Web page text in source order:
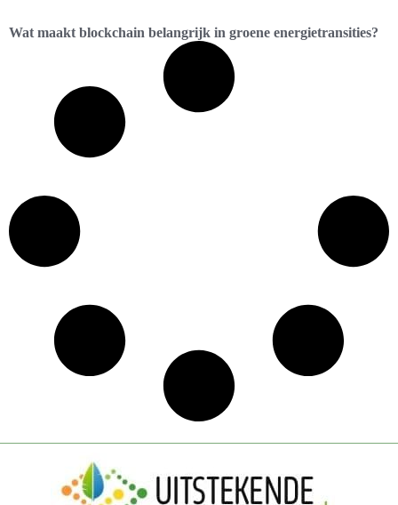
Wat maakt blockchain belangrijk in groene energietransities?